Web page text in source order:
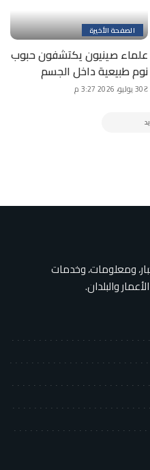
الصفحة الأخيرة
علماء صينيون يكتشفون حبوب
نوم طبيعية داخل الجسم
30 يوليو، 2026 3:27 م
ومعلومات، وخدمات
والبلدان.